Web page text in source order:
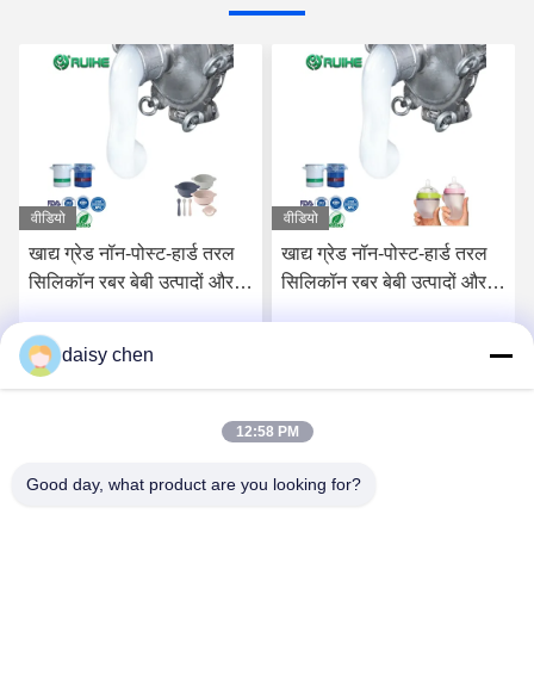
वीडियो
खाद्य ग्रेड नॉन-पोस्ट-हार्ड तरल
सिलिकॉन रबर बेबी उत्पादों और
सर्वोत्तम मूल्य प्राप्त करें
वीडियो
खाद्य ग्रेड नॉन-पोस्ट-हार्ड तरल
सिलिकॉन रबर बेबी उत्पादों और
daisy chen
12:58 PM
Good day, what product are you looking for?